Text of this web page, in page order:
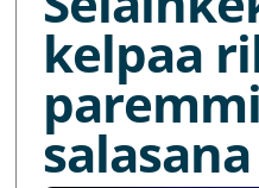
kelpaa
salasana